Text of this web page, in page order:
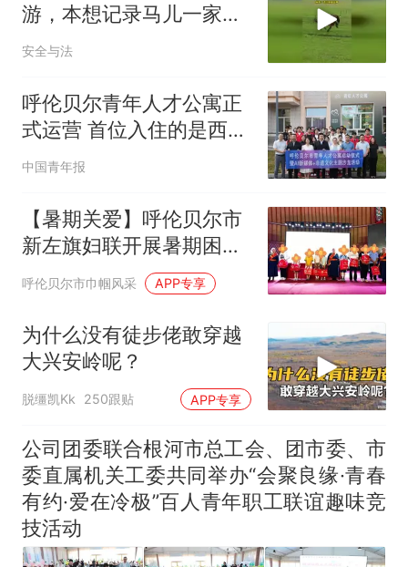
游，本想记录马儿一家三
口嬉戏瞬间，结果下一秒
安全与法
呼伦贝尔青年人才公寓正
式运营 首位入住的是西部
计划志愿者
中国青年报
【暑期关爱】呼伦贝尔市
新左旗妇联开展暑期困境
儿童慰问帮扶活动 用爱守
护儿童平安快乐成长
呼伦贝尔市巾帼风采 APP专享
为什么没有徒步佬敢穿越
大兴安岭呢？
脱缰凯Kk 250跟贴 APP专享
公司团委联合根河市总工会、团市委、市
委直属机关工委共同举办“会聚良缘·青春
有约·爱在冷极”百人青年职工联谊趣味竞
技活动